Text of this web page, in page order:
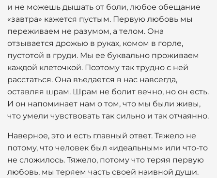
и не можешь дышать от боли, любое обещание
«завтра» кажется пустым. Первую любовь мы
переживаем не разумом, а телом. Она
отзывается дрожью в руках, комом в горле,
пустотой в груди. Мы ее буквально проживаем
каждой клеточкой. Поэтому так трудно с ней
расстаться. Она въедается в нас навсегда,
оставляя шрам. Шрам не болит вечно, но он есть.
И он напоминает нам о том, что мы были живы,
что умели чувствовать так сильно и так отчаянно.
Наверное, это и есть главный ответ. Тяжело не
потому, что человек был «идеальным» или что-то
не сложилось. Тяжело, потому что теряя первую
любовь, мы теряем часть своей наивной души.